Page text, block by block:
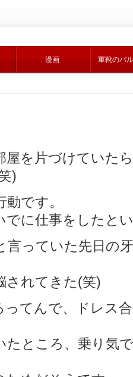
漫画 軍靴のバ
を片づけていた
)
です。
に仕事をしたと
っていた先日の
されてきた(笑)
てんで、ドレス
ところ、乗り気